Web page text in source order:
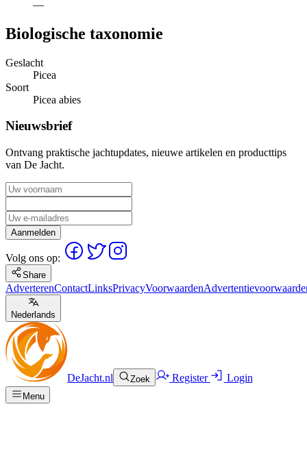
—
Biologische taxonomie
Geslacht
Picea
Soort
Picea abies
Nieuwsbrief
Ontvang praktische jachtupdates, nieuwe artikelen en producttips
van De Jacht.
Aanmelden
Volg ons op:
Share
AdverterenContactLinksPrivacyVoorwaarden
Nederlands
DeJacht.nl Zoek Register Login
Menu